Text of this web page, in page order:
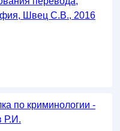
Швец С.В., 2016
по криминологии -
Р.И.